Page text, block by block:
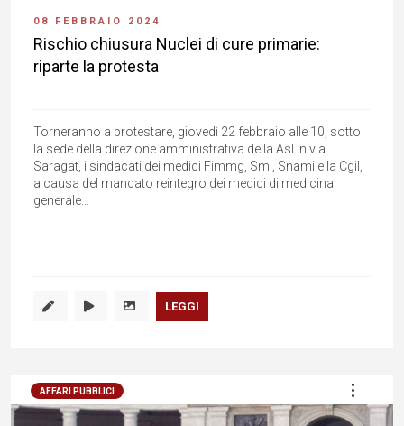
08 FEBBRAIO 2024
Rischio chiusura Nuclei di cure primarie:
riparte la protesta
Torneranno a protestare, giovedì 22 febbraio alle 10, sotto
la sede della direzione amministrativa della Asl in via
Saragat, i sindacati dei medici Fimmg, Smi, Snami e la Cgil,
a causa del mancato reintegro dei medici di medicina
generale...
LEGGI
AFFARI PUBBLICI